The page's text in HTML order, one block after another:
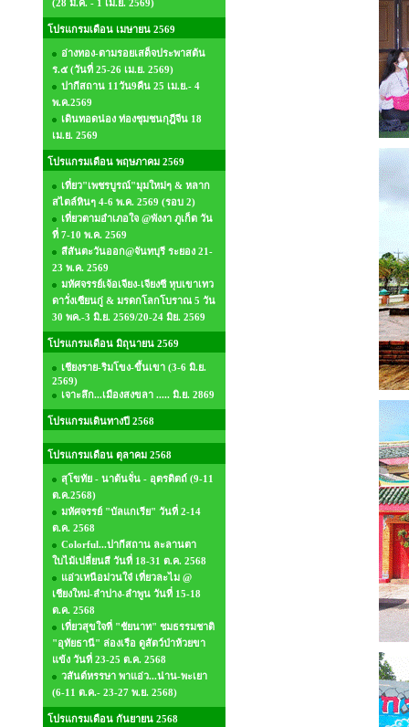
(28 มี.ค. - 1 เม.ย. 2569)
โปรแกรมเดือน เมษายน 2569
อ่างทอง-ตามรอยเสด็จประพาสต้น
ร.๕ (วันที่ 25-26 เม.ย. 2569)
ปากีสถาน 11วัน9คืน 25 เม.ย.- 4
พ.ค.2569
เดินทอดน่อง ท่องชุมชนกุฎีจีน 18
เม.ย. 2569
โปรแกรมเดือน พฤษภาคม 2569
เที่ยว"เพชรบูรณ์"มุมใหม่ๆ & หลาก
สไตล์หินๆ 4-6 พ.ค. 2569 (รอบ 2)
เที่ยวตามอำเภอใจ @พังงา ภูเก็ต วัน
ที่ 7-10 พ.ค. 2569
สีสันตะวันออก@จันทบุรี ระยอง 21-
23 พ.ค. 2569
มหัศจรรย์เจ้อเจียง-เจียงซี หุบเขาเทว
ดาวั่งเซียนกู่ & มรดกโลกโบราณ 5 วัน
30 พค.-3 มิ.ย. 2569/20-24 มิย. 2569
โปรแกรมเดือน มิถุนายน 2569
เชียงราย-ริมโขง-ขึ้นเขา (3-6 มิ.ย.
2569)
เจาะลึก...เมืองสงขลา ..... มิ.ย. 2869
โปรแกรมเดินทางปี 2568
โปรแกรมเดือน ตุลาคม 2568
สุโขทัย - นาต้นจั่น - อุตรดิตถ์ (9-11
ต.ค.2568)
มหัศจรรย์ "บัลแกเรีย" วันที่ 2-14
ต.ค. 2568
Colorful...ปากีสถาน ละลานตา
ใบไม้เปลี่ยนสี วันที่ 18-31 ต.ค. 2568
แอ่วเหนือม่วนใจ๋ เที่ยวละไม @
เชียงใหม่-ลำปาง-ลำพูน วันที่ 15-18
ต.ค. 2568
เที่ยวสุขใจที่ "ชัยนาท" ชมธรรมชาติ
"อุทัยธานี" ล่องเรือ ดูสัตว์ป่าห้วยขา
แข้ง วันที่ 23-25 ต.ค. 2568
วสันต์หรรษา พาแอ่ว...น่าน-พะเยา
(6-11 ต.ค.- 23-27 พ.ย. 2568)
โปรแกรมเดือน กันยายน 2568